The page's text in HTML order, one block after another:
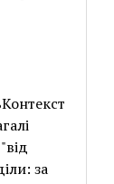
за